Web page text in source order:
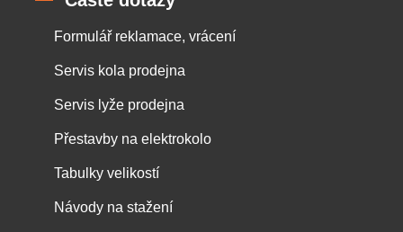
Formulář reklamace, vrácení
Servis kola prodejna
Servis lyže prodejna
Přestavby na elektrokolo
Tabulky velikostí
Návody na stažení